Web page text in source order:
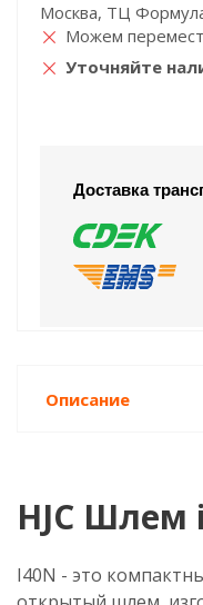
Москва, ТЦ
Можем
Уточняйте
Доставка
Описание
HJC Шлем
I40N - это